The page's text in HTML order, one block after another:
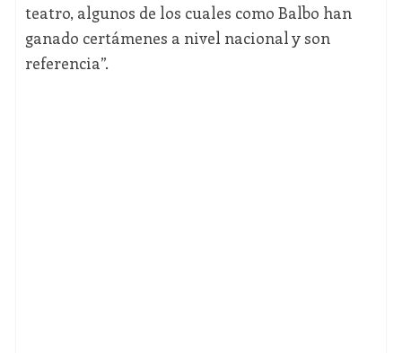
teatro, algunos de los cuales como Balbo han
ganado certámenes a nivel nacional y son
referencia”.